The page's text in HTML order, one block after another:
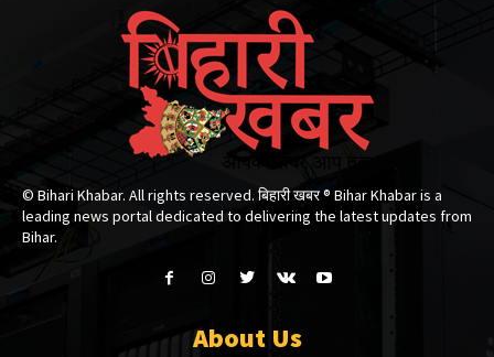
© Bihari Khabar. All rights reserved. बिहारी खबर ®​ Bihar Khabar is a
leading news portal dedicated to delivering the latest updates from
Bihar.
About Us